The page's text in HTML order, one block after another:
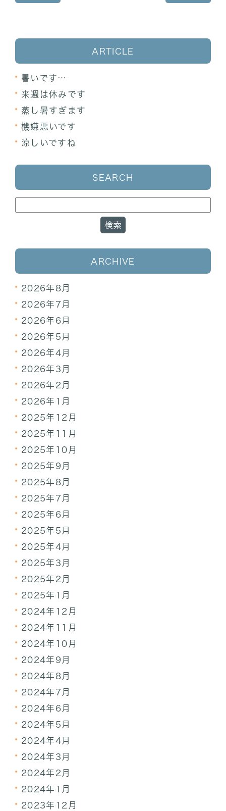
ARTICLE
暑いです…
来週は休みです
蒸し暑すぎます
機嫌悪いです
涼しいですね
SEARCH
ARCHIVE
2026年8月
2026年7月
2026年6月
2026年5月
2026年4月
2026年3月
2026年2月
2026年1月
2025年12月
2025年11月
2025年10月
2025年9月
2025年8月
2025年7月
2025年6月
2025年5月
2025年4月
2025年3月
2025年2月
2025年1月
2024年12月
2024年11月
2024年10月
2024年9月
2024年8月
2024年7月
2024年6月
2024年5月
2024年4月
2024年3月
2024年2月
2024年1月
2023年12月